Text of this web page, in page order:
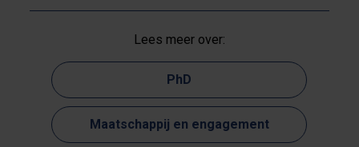
Lees meer over:
PhD
Maatschappij en engagement